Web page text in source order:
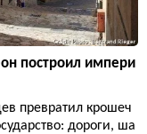
построил импери
превратил крошеч
дороги, ша